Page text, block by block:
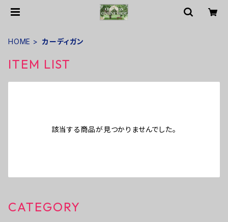
HOME カーディガン
ITEM LIST
該当する商品が見つかりませんでした。
CATEGORY